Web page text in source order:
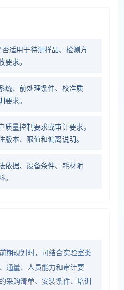
适用于待测样品、检测方
求。
统、前处理条件、校准质
求。
量控制要求或审计要求，
本、限值和偏离说明。
依据、设备条件、耗材附
期规划时，可结合实验室类
通量、人员能力和审计要
采购清单、安装条件、培训